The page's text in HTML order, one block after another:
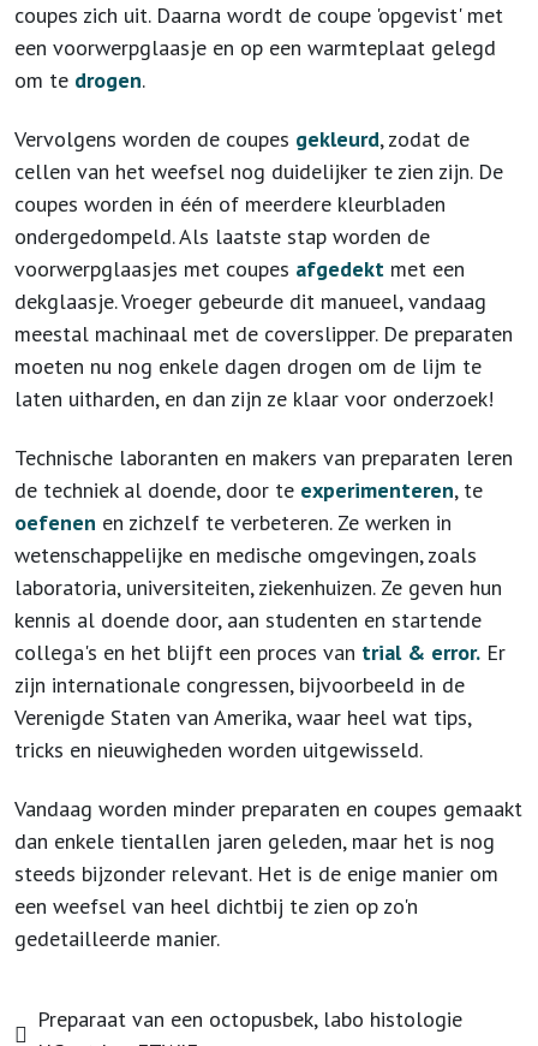
coupes zich uit. Daarna wordt de coupe 'opgevist' met
een voorwerpglaasje en op een warmteplaat gelegd
om te drogen.
Vervolgens worden de coupes gekleurd, zodat de
cellen van het weefsel nog duidelijker te zien zijn. De
coupes worden in één of meerdere kleurbladen
ondergedompeld. Als laatste stap worden de
voorwerpglaasjes met coupes afgedekt met een
dekglaasje. Vroeger gebeurde dit manueel, vandaag
meestal machinaal met de coverslipper. De preparaten
moeten nu nog enkele dagen drogen om de lijm te
laten uitharden, en dan zijn ze klaar voor onderzoek!
Technische laboranten en makers van preparaten leren
de techniek al doende, door te experimenteren, te
oefenen en zichzelf te verbeteren. Ze werken in
wetenschappelijke en medische omgevingen, zoals
laboratoria, universiteiten, ziekenhuizen. Ze geven hun
kennis al doende door, aan studenten en startende
collega's en het blijft een proces van trial & error. Er
zijn internationale congressen, bijvoorbeeld in de
Verenigde Staten van Amerika, waar heel wat tips,
tricks en nieuwigheden worden uitgewisseld.
Vandaag worden minder preparaten en coupes gemaakt
dan enkele tientallen jaren geleden, maar het is nog
steeds bijzonder relevant. Het is de enige manier om
een weefsel van heel dichtbij te zien op zo'n
gedetailleerde manier.
Preparaat van een octopusbek, labo histologie